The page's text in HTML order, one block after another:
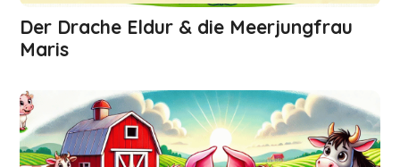
Der Drache Eldur & die Meerjungfrau
Maris